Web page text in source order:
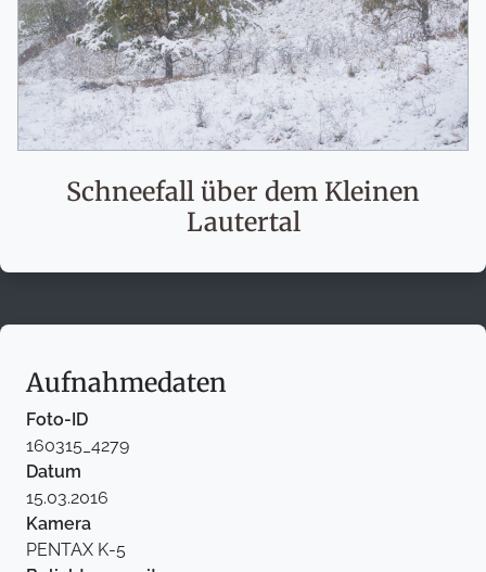
Schneefall über dem Kleinen
Lautertal
Aufnahmedaten
Foto-ID
160315_4279
Datum
15.03.2016
Kamera
PENTAX K-5